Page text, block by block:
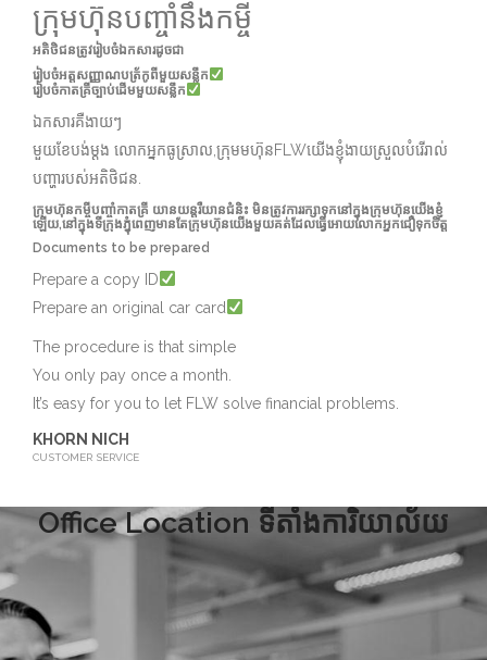
ក្រុមហ៊ុនបញ្ចាំនឹងកម្ចី
អតិថិជនត្រូវរៀបចំឯកសារដូចជា
រៀបចំអត្តសញ្ញាណបត្រ័កូពីមួយសន្លឹក
រៀបចំកាតគ្រីច្បាប់ដើមមួយសន្លឹក
ឯកសារគឺងាយៗ
មួយខែបង់ម្ដង លោកអ្នកធូស្រាល,ក្រុមមហ៊ុនFLWយើងខ្ញុំងាយស្រួលបំរើរាល់
បញ្ហារបស់អតិថិជន.
ក្រុមហ៊ុនកម្ចីបញ្ចាំកាតគ្រី យានយន្តរឺយានជំនិះ មិនត្រូវការរក្សាទុកនៅក្នុងក្រុមហ៊ុនយើងខ្ញុំ
ឡើយ,នៅក្នុងទីក្រុងភ្នុំពេញមានតែក្រុមហ៊ុនយើងមួយគត់ដែលធ្វើអោយលោកអ្នកជឿទុកចិត្ត
Documents to be prepared
Prepare a copy ID
Prepare an original car card
The procedure is that simple
You only pay once a month.
It’s easy for you to let FLW solve financial problems.
KHORN NICH
CUSTOMER SERVICE
Office Location ទីតាំងការិយាល័យ